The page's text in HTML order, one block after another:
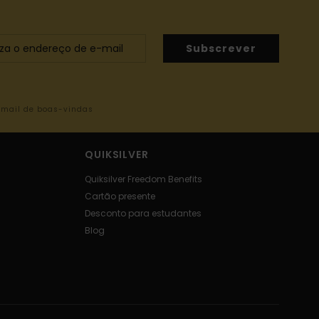
Subscrever
de boas-vindas
QUIKSILVER
Quiksilver Freedom Benefits
Cartão presente
Desconto para estudantes
Blog